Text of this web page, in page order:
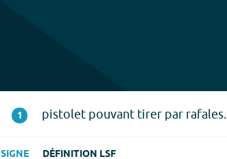
1 pistolet pouvant tirer par rafales.
SIGNE DÉFINITION LSF